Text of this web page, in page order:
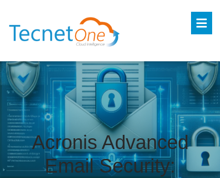
Acronis Advanced
Email Security: